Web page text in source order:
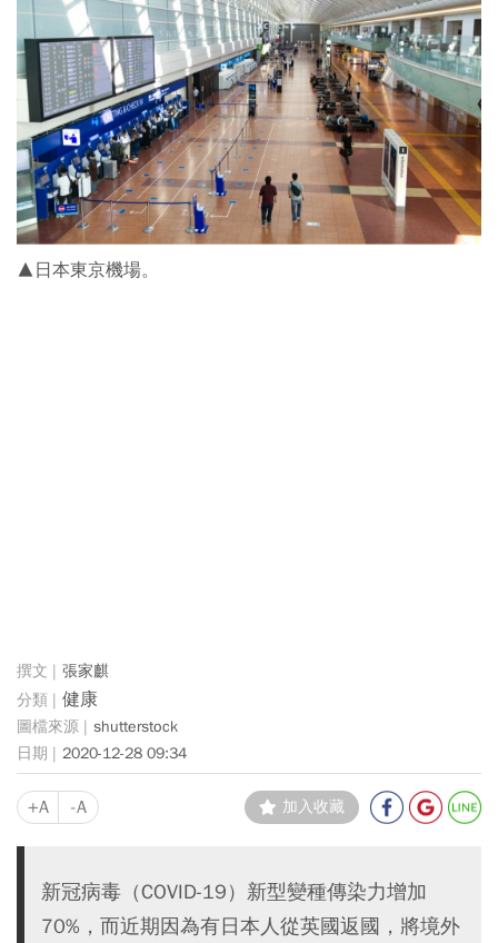
▲日本東京機場。
張家麒
健康
shutterstock
2020-12-28 09:34
+A -A 加入收藏
新冠病毒（COVID-19）新型變種傳染力增加
70%，而近期因為有日本人從英國返國，將境外